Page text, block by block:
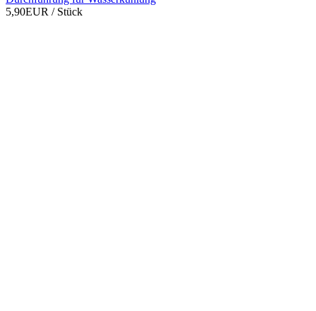
5,90EUR / Stück